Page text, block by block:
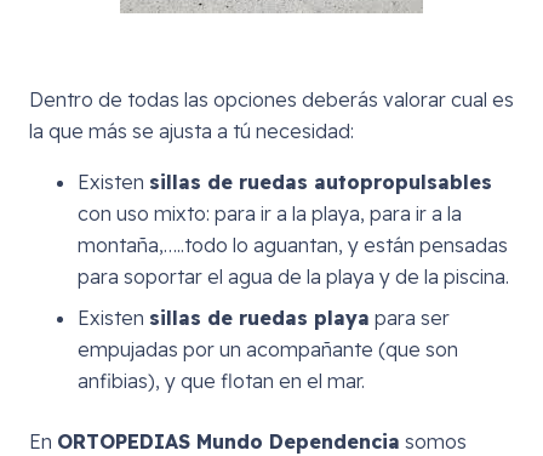
Dentro de todas las opciones deberás valorar cual es
la que más se ajusta a tú necesidad:
Existen sillas de ruedas autopropulsables
con uso mixto: para ir a la playa, para ir a la
montaña,…..todo lo aguantan, y están pensadas
para soportar el agua de la playa y de la piscina.
Existen sillas de ruedas playa para ser
empujadas por un acompañante (que son
anfibias), y que flotan en el mar.
En ORTOPEDIAS Mundo Dependencia somos